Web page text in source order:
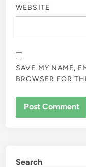
WEBSITE
SAVE MY NAME,
BROWSER FOR
Search